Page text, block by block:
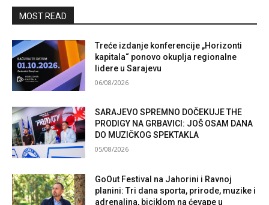
MOST READ
Treće izdanje konferencije „Horizonti
kapitala“ ponovo okuplja regionalne
lidere u Sarajevu
06/08/2026
SARAJEVO SPREMNO DOČEKUJE THE
PRODIGY NA GRBAVICI: JOŠ OSAM DANA
DO MUZIČKOG SPEKTAKLA
05/08/2026
GoOut Festival na Jahorini i Ravnoj
planini: Tri dana sporta, prirode, muzike i
adrenalina, biciklom na ćevape u